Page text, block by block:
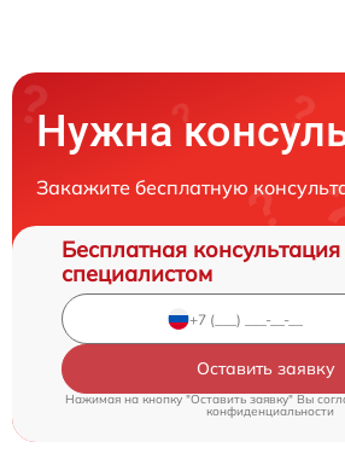
Нужна
Закажите бесплатную
Бесплатная консультация
специалистом
Оставить заявку
Нажимая на кнопку "Оставить заявку" Вы
конфиденциальности